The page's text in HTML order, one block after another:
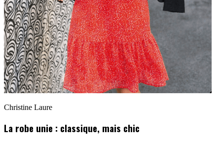
Christine Laure
La robe unie : classique, mais chic